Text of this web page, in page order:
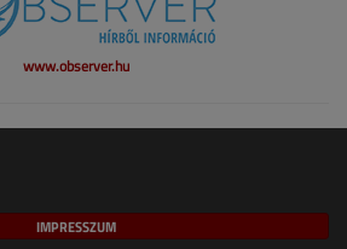
www.observer.hu
IMPRESSZUM